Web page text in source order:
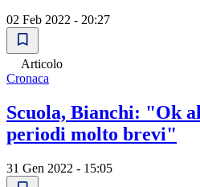
02 Feb 2022 - 20:27
Articolo
Cronaca
Scuola, Bianchi: "Ok
periodi molto brevi"
31 Gen 2022 - 15:05